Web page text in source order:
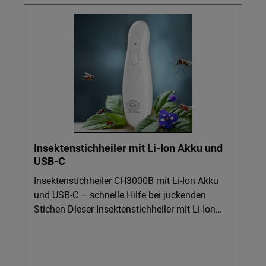
Insektenstichheiler mit Li-Ion Akku und
USB-C
Insektenstichheiler CH3000B mit Li-Ion Akku
und USB-C – schnelle Hilfe bei juckenden
Stichen Dieser Insektenstichheiler mit Li-Ion